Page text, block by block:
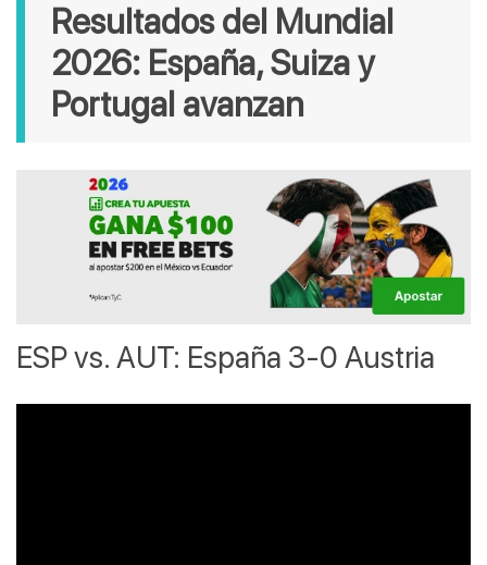
Resultados del Mundial
2026: España, Suiza y
Portugal avanzan
ESP vs. AUT: España 3-0 Austria